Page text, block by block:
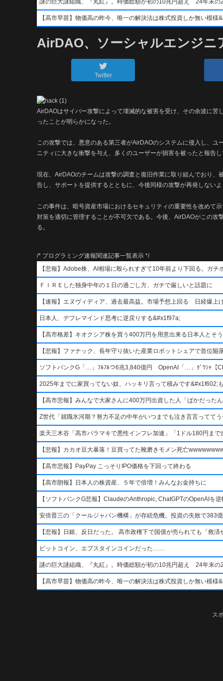
【高市早苗】物価高の昨今、唯一の解決法は株式投資しか無い模
AirDAO、ソーシャルエンジニ
Twitter
AirDAOはサイバー攻撃によって壊滅的な被害を受け、その余波に
ったことが明らかになった。
この攻撃では、悪意のある第三者がAirDAOのシステムに侵入し、
ニティに大きな衝撃を与え、多くのユーザーが損害を被ったと報告
現在、AirDAOのチームは攻撃の調査と復旧作業に取り組んでおり
告し、サポートを提供するとともに、今後同様の攻撃が再発しない
この事件は、暗号資産市場におけるセキュリティの重要性を改めて
対策を適切に管理することが不可欠である。今後、AirDAOがこの
る。
/* プログラミング速報関連記事一覧表示 */
【悲報】Adobe株、AI相場に殴られすぎて10年前より下回る。ガチ
ＦＩＲＥした独身中年の１日の過ごし方、ガチで厳しいと話題に
【速報】エヌヴィディア、過去最高益。市場予想上回る 日経爆上
日本人、デフレマインド思考に逆戻りする&#x1f97a;
【高市格差】キオクシア株を買う400万円を用意出来る日本人とそ
【悲報】ファナック、長年守り抜いた産業ロボットシェアで首位
ソフトバンクG「…」ﾌﾙﾌﾙつ6兆3,840億円 OpenAI「…」ｸﾞﾜｼｬ【
2025年までに家買ってない奴、ハッキリ言って積みです
【高市悲報】みんなで大家さんに400万円出資した人「ばかだった
Z世代「就職氷河期？努力不足の中年がいつまでも泣き言言ってて
楽天三木谷「高市バラマキで悪性インフレ加速」「1ドル180円ま
【悲報】カカオ豆大暴落！豆買ってた靴磨きモメン死亡
【高市悲報】PayPay こっそりIPO価格を下回って終わる
【高市朗報】日本人の株資産、５年で倍増！みんなお金持ちに
【ソフトバンクG悲報】ClaudeのAnthropic, ChatGPTのOpenAI
安倍晋三の「クールジャパン機構」が存続危機。投資の失敗で383
【悲報】日銀、反日だった。 高市政権下で国債が売られても「救済
ビットコイン、エプスタインコインだった……
謎の巨大謎組織、『丸紅』。時価総額が初の10兆円超え 24年末の
【高市早苗】物価高の昨今、唯一の解決法は株式投資しか無い模
ス